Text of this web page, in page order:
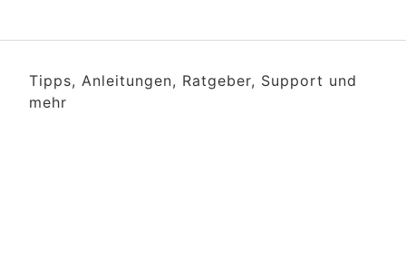
Tipps, Anleitungen, Ratgeber, Support und
mehr